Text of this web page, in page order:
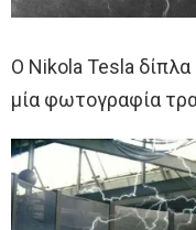
Ο Nikola Tesla δίπλα
μία φωτογραφία